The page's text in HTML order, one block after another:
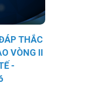
THẮC
VÒNG II
-